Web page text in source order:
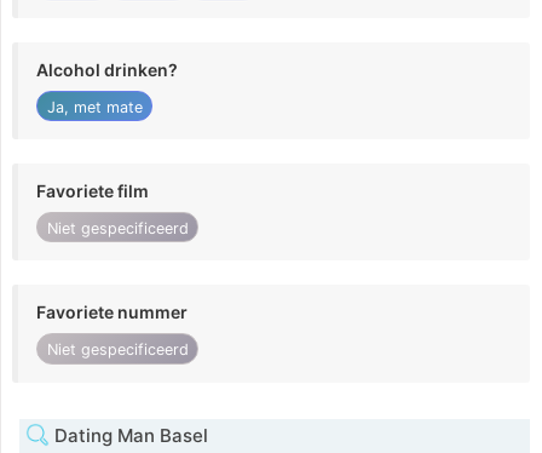
Alcohol drinken?
Ja, met mate
Favoriete film
Niet gespecificeerd
Favoriete nummer
Niet gespecificeerd
Dating Man Basel